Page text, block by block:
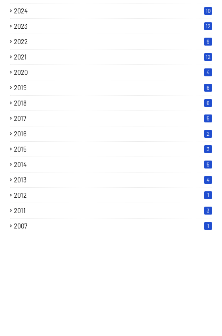
2024 10
2023 12
2022 9
2021 12
2020 4
2019 6
2018 6
2017 5
2016 2
2015 3
2014 5
2013 4
2012 1
2011 3
2007 1